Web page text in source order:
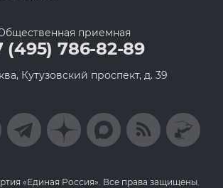
приемная
(495) 786-82-89
Кутузовский проспект, д. 39
«Единая Россия». Все права защищены.